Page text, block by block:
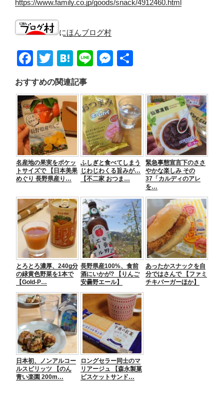
https://www.family.co.jp/goods/snack/4912460.html
にほんブログ村
F
a
c
e
b
o
o
k
T
wi
tt
er
H
at
e
n
a
Li
e
M
ss
e
n
g
er
おすすめの関連記事
名産地の果実をポケッ
トサイズで 【日本美果
めぐり 長野県産り…
ふしぎと食べてしまう
じわじわくる旨みが…
【不二家 おつま…
緊急事態宣言下のささ
やかな楽しみ その
37「カルディのアレ
を…
とろとろ濃厚、240g分
の緑黄色野菜を1本で
【Gold-P…
長野県産100%、食前
酒にいかが? 【りんご
安曇野エール】
あったかスナックを自
分ではさんで 【ファミ
チキバーガーほか】
日本初、ノンアルコー
ルスピリッツ 【のん
青い楽園 200m…
ロングセラー同士のマ
リアージュ 【森永製菓
ビスケットサンド…